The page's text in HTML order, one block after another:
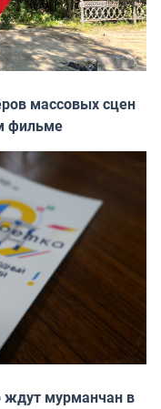
массовых сцен
фильме
ждут мурманчан в